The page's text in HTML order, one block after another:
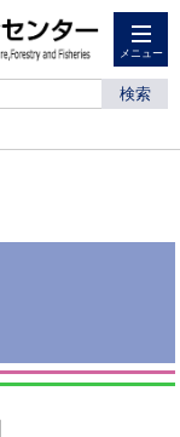
メニュー
検索